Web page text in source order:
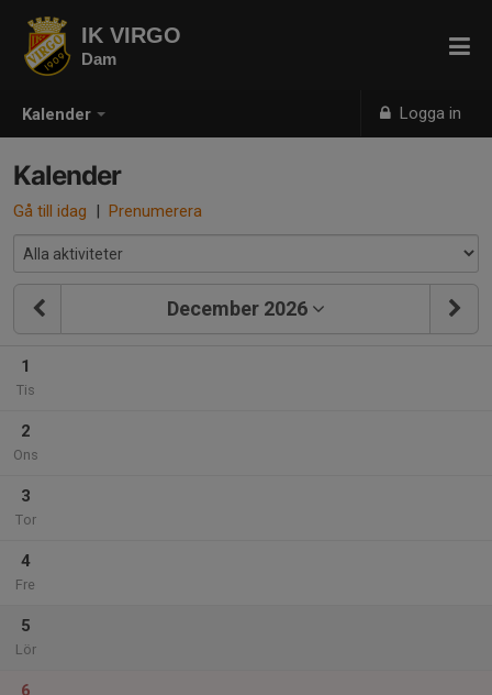
Kalender Logga in
IK VIRGO
Dam
Kalender
Gå till idag | Prenumerera
December 2026
1
Tis
2
Ons
3
Tor
4
Fre
5
Lör
6